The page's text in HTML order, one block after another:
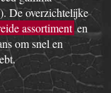
De overzichtelijke
assortimenten
om snel en